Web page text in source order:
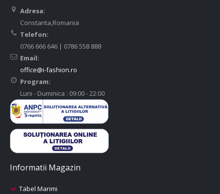
Adresa:
Constanta,Romania
Telefon:
0766 666 646 | 0786 558 888
Email:
office@i-fashion.ro
Program:
Luni - Duminica : 09:00 - 22:00
Informatii Magazin
Tabel Marimi